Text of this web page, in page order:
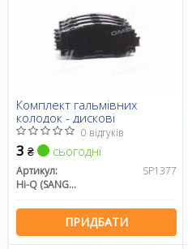
Комплект гальмівних
колодок - дискові
0 відгуків
3 ₴ сьогодні
Артикул:
SP1377
Hi-Q (SANGSIN)
ПРИДБАТИ